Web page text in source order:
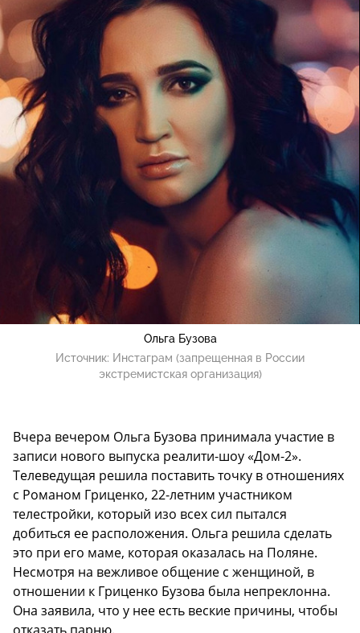
Ольга Бузова
Источник: Инстаграм (запрещенная в России
экстремистская организация)
Вчера вечером Ольга Бузова принимала участие в
записи нового выпуска реалити-шоу «Дом-2».
Телеведущая решила поставить точку в отношениях
с Романом Гриценко, 22-летним участником
телестройки, который изо всех сил пытался
добиться ее расположения. Ольга решила сделать
это при его маме, которая оказалась на Поляне.
Несмотря на вежливое общение с женщиной, в
отношении к Гриценко Бузова была непреклонна.
Она заявила, что у нее есть веские причины, чтобы